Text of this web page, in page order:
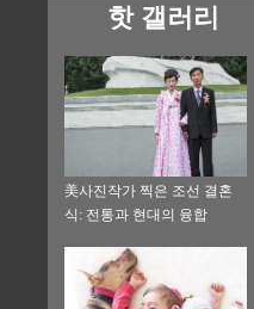
핫 갤러리
美사진작가 찍은 조선 결혼
식: 전통과 현대의 융합